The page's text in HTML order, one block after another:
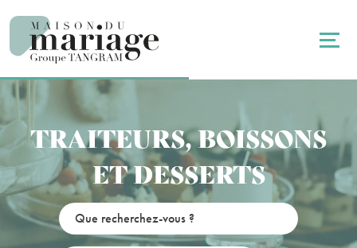
TRAITEURS, BOISSONS
ET DESSERTS